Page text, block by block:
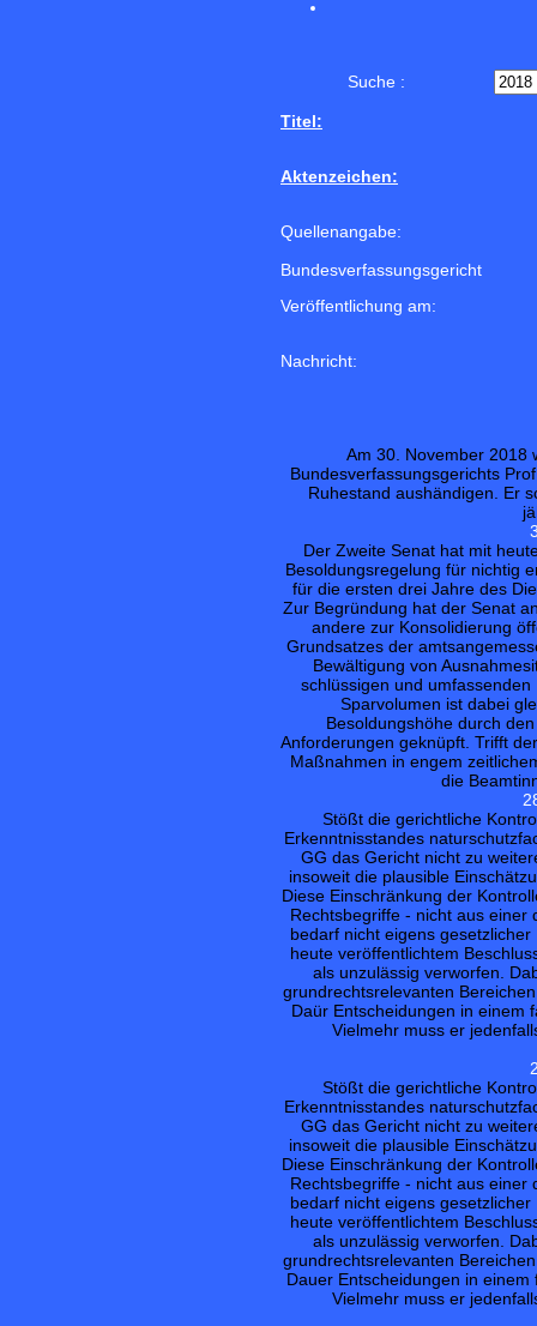
Suche :
Titel:
Aktenzeichen:
Quellenangabe:
Bundesverfassungsgericht
Veröffentlichung am:
Nachricht:
Am 30. November 2018
Bundesverfassungsgerichts
Ruhestand aushändigen. Er
Der Zweite Senat hat mit
Besoldungsregelung für nichtig
für die ersten drei Jahre des
Zur Begründung hat der Senat
andere zur Konsolidierung
Grundsatzes der
Bewältigung von
schlüssigen und
Sparvolumen ist dabei
Besoldungshöhe durch
Anforderungen geknüpft. Trifft
Maßnahmen in engem
die
Stößt die gerichtliche
Erkenntnisstandes
GG das Gericht nicht zu
insoweit die plausible
Diese Einschränkung der
Rechtsbegriffe - nicht aus einer
bedarf nicht eigens
heute veröffentlichtem
als unzulässig verworfen.
grundrechtsrelevanten
Daür Entscheidungen in einem
Vielmehr muss er
Stößt die gerichtliche
Erkenntnisstandes
GG das Gericht nicht zu
insoweit die plausible
Diese Einschränkung der
Rechtsbegriffe - nicht aus einer
bedarf nicht eigens
heute veröffentlichtem
als unzulässig verworfen.
grundrechtsrelevanten
Dauer Entscheidungen in
Vielmehr muss er